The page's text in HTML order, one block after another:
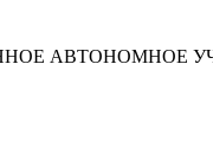
АВТОНОМНОЕ